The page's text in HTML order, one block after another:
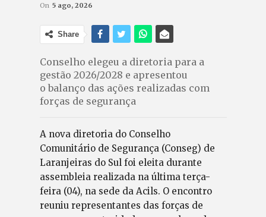
On 5 ago, 2026
Share
Conselho elegeu a diretoria para a
gestão 2026/2028 e apresentou
o balanço das ações realizadas com
forças de segurança
A nova diretoria do Conselho
Comunitário de Segurança (Conseg) de
Laranjeiras do Sul foi eleita durante
assembleia realizada na última terça-
feira (04), na sede da Acils. O encontro
reuniu representantes das forças de